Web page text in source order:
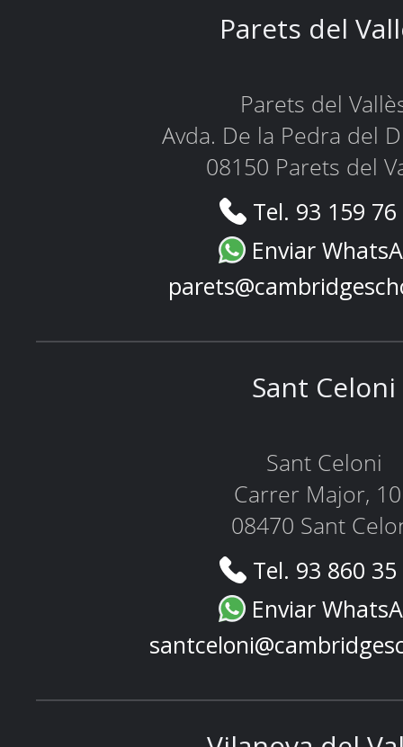
Parets del
Parets del
Avda. De la Pedra del
08150 Parets del
Tel. 93 159
Enviar
Sant Celoni
Sant Celoni
Carrer Major,
08470 Sant
Tel. 93 860
Enviar